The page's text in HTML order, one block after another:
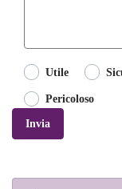
Utile
Pericoloso
Invia